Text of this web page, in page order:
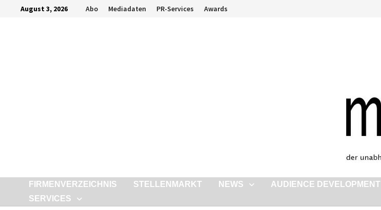
ZurückAugust 3, 2026 Abo Mediadaten PR-Services Awards
FIRMENVERZEICHNIS STELLENMARKT NEWS AUDIENCE DEVELOPMENT
SERVICES